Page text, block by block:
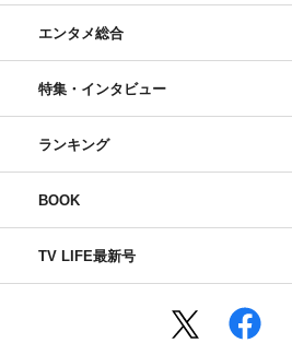
エンタメ総合
特集・インタビュー
ランキング
BOOK
TV LIFE最新号